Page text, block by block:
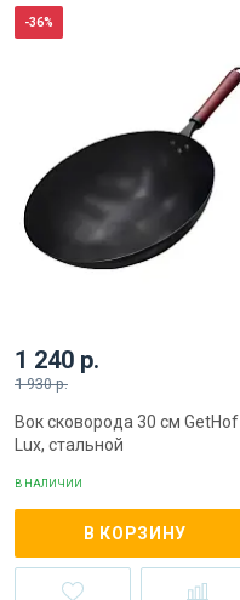
1 240 р.
1 930 р.
Вок сковорода 30 см GetHof
Lux, стальной
В НАЛИЧИИ
В КОРЗИНУ
-36%